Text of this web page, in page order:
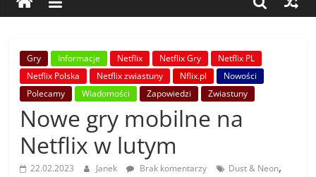
Gry Informacje Netflix Netflix Gry
Netflix PL
Netflix Polska
Netflix zwiastuny Nflix.pl
Nowości
Polecamy
Wiadomości Zapowiedzi Zwiastuny
Nowe gry mobilne na
Netflix w lutym
22.02.2023 Janek Brak komentarzy Dust & Neon,